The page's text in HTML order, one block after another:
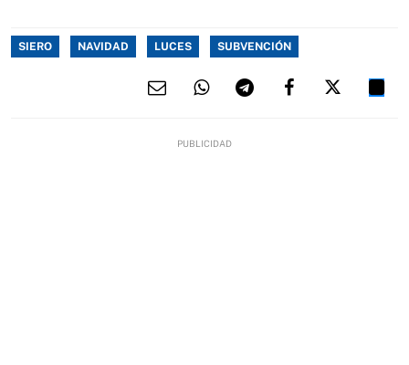
SIERO NAVIDAD LUCES SUBVENCIÓN